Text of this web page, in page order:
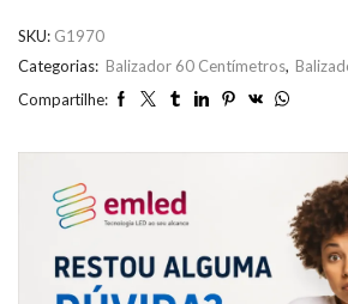
SKU: G1970
Categorias: Balizador 60 Centímetros,
Compartilhe: